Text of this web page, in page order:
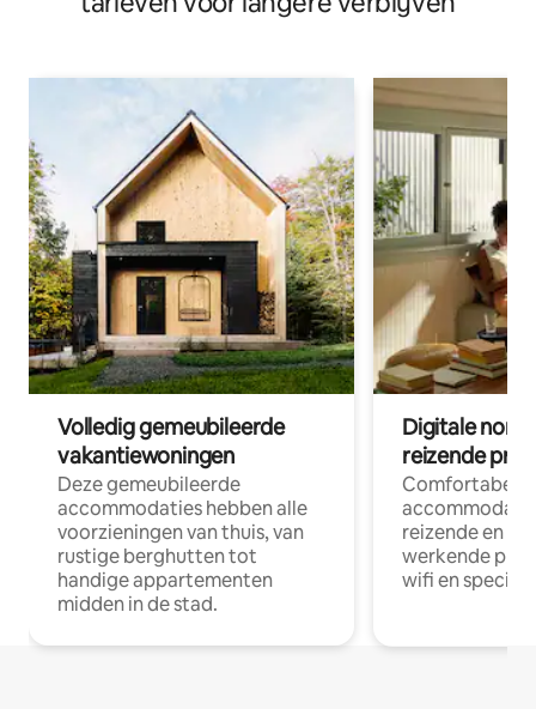
Volledig gemeubileerde
vakantiewoningen
Deze gemeubileerde
accommodaties hebben alle
voorzieningen van thuis, van
rustige berghutten tot
handige appartementen
midden in de stad.
Digitale
reizende
Comfortabele
reizende en
werkende
wifi en